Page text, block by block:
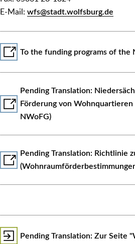
E-Mail:wfs@stadt.wolfsburg.de
To the funding programs of the
᠎Pending Translation:
Förderung von
NWoFG)
᠎Pending Translation: Richtlinie
᠎Pending Translation: Zur Seite